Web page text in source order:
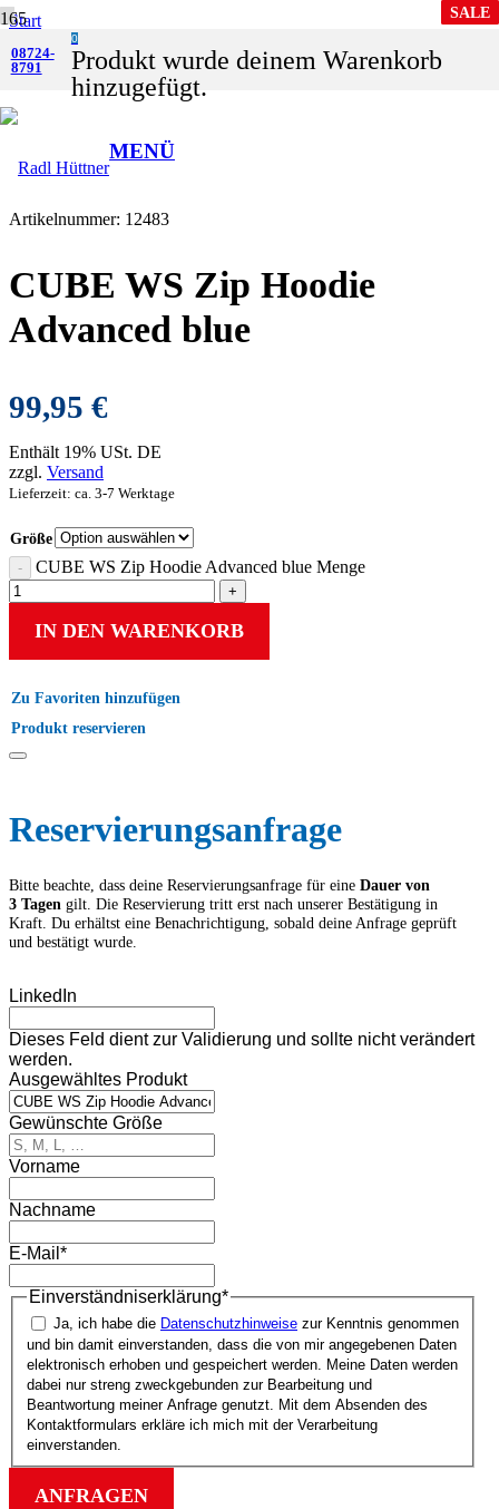
08724-
8791
0
Produktwurde deinem Warenkorb
hinzugefügt.
MENÜ
Start
Shop
Zubehör
Bekleidung
CUBE WS Zip Hoodie Advanced blue
Artikelnummer: 12483
CUBE WS Zip Hoodie
Advanced blue
99,95 €
Enthält 19% USt. DE
zzgl. Versand
Lieferzeit: ca. 3-7 Werktage
Größe
CUBE WS Zip Hoodie Advanced blue Menge
IN DEN WARENKORB
Zu Favoriten hinzufügen
Produkt reservieren
Reservierungs­anfrage
Bitte beachte, dass deine Reservierungs­anfrage für eine Dauer von
3 Tagen gilt. Die Reservierung tritt erst nach unserer Bestätigung in
Kraft. Du erhältst eine Benachrichtigung, sobald deine Anfrage geprüft
und bestätigt wurde.
LinkedIn
Dieses Feld dient zur Validierung und sollte nicht verändert
werden.
Ausgewähltes Produkt
Gewünschte Größe
Vorname
Nachname
E-Mail *
Einverständnis­erklärung*
Ja, ich habe die Datenschutz­hinweise zur Kenntnis genommen
und bin damit einverstanden, dass die von mir angegebenen Daten
elektronisch erhoben und gespeichert werden. Meine Daten werden
dabei nur streng zweck­gebunden zur Bearbeitung und
Beantwortung meiner Anfrage genutzt. Mit dem Absenden des
Kontakt­formulars erkläre ich mich mit der Verarbeitung
einverstanden.
ANFRAGEN
SALE
SALE